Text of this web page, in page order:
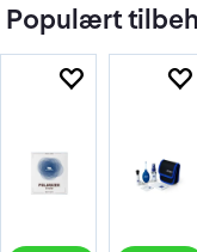
Populært